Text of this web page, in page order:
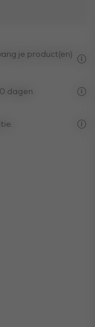
je product(en)
dagen.